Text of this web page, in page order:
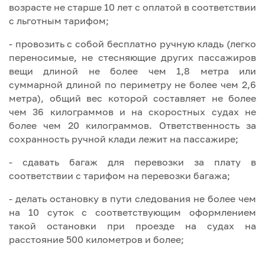
возрасте не старше 10 лет с оплатой в соответствии
с льготным тарифом;
- провозить с собой бесплатно ручную кладь (легко
переносимые, не стесняющие других пассажиров
вещи длиной не более чем 1,8 метра или
суммарной длиной по периметру не более чем 2,6
метра), общий вес которой составляет не более
чем 36 килограммов и на скоростных судах не
более чем 20 килограммов. Ответственность за
сохранность ручной клади лежит на пассажире;
- сдавать багаж для перевозки за плату в
соответствии с тарифом на перевозки багажа;
- делать остановку в пути следования не более чем
на 10 суток с соответствующим оформлением
такой остановки при проезде на судах на
расстояние 500 километров и более;